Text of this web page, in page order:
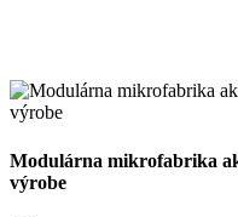
Modulárna mikrofabrika
výrobe